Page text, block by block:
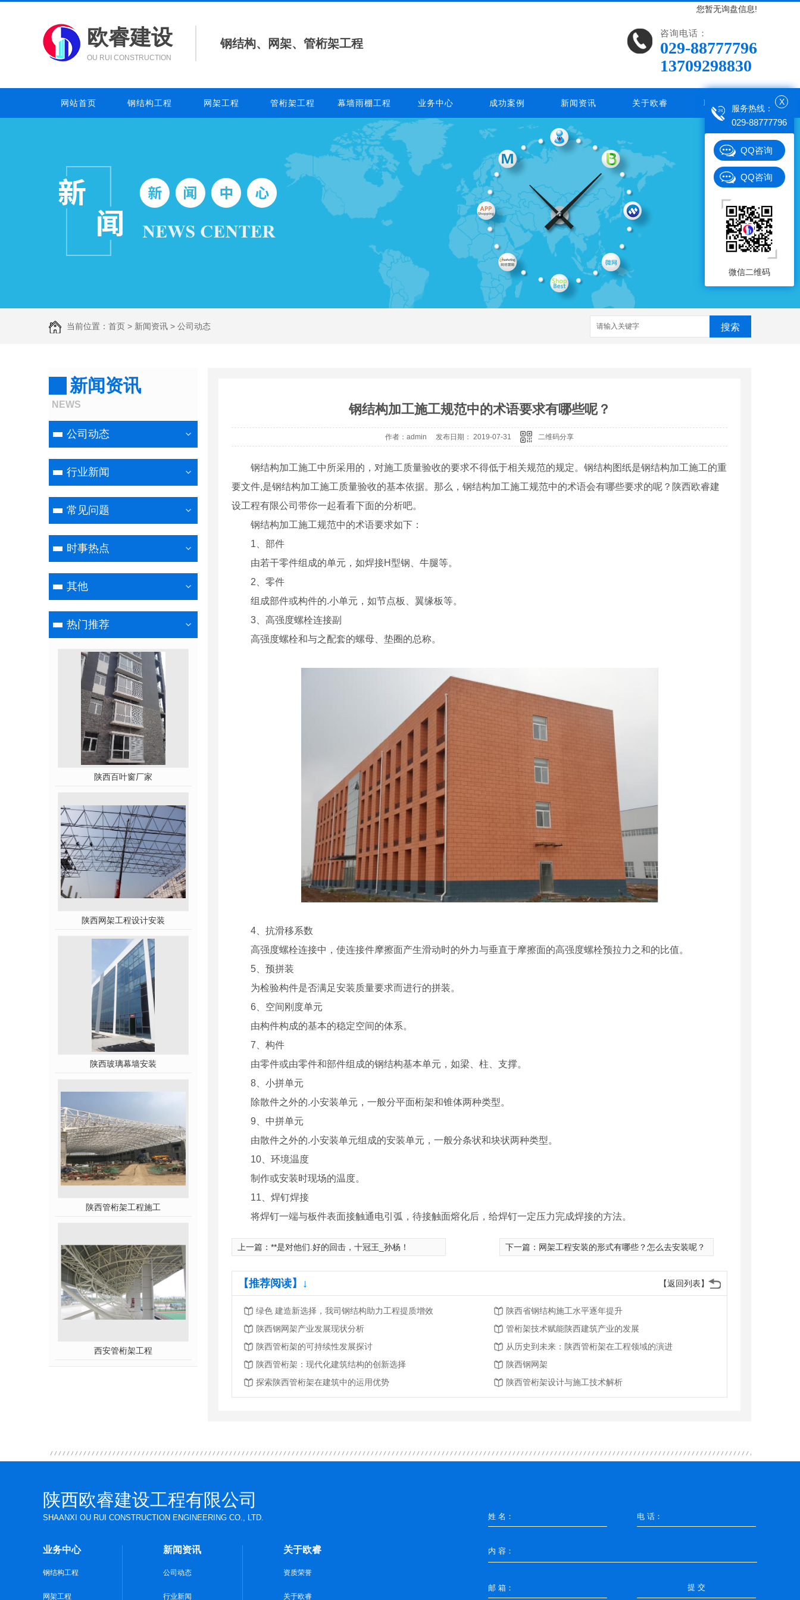
欧睿建设
OU RUI CONSTRUCTION
钢结构、网架、管桁架工程
咨询电话：
029-88777796
13709298830
您暂无询盘信息!
网站首页 钢结构工程 网架工程 管桁架工程 幕墙雨棚工程 业务中心 成功案例 新闻资讯 关于欧睿 联系欧睿
当前位置： 首页 > 新闻资讯 > 公司动态 搜索
新闻资讯
NEWS
公司动态
行业新闻
常见问题
时事热点
其他
热门推荐
陕西百叶窗厂家
陕西网架工程设计安装
陕西玻璃幕墙安装
陕西管桁架工程施工
西安管桁架工程
钢结构加工施工规范中的术语要求有哪些呢？
作者：admin 发布日期： 2019-07-31 二维码分享
钢结构加工施工中所采用的，对施工质量验收的要求不得低于相关规范的规定。钢结构图纸是钢结构加工施工的重
要文件,是钢结构加工施工质量验收的基本依据。那么，钢结构加工施工规范中的术语会有哪些要求的呢？陕西欧睿建
设工程有限公司带你一起看看下面的分析吧。
钢结构加工施工规范中的术语要求如下：
1、部件
由若干零件组成的单元，如焊接H型钢、牛腿等。
2、零件
组成部件或构件的.小单元，如节点板、翼缘板等。
3、高强度螺栓连接副
高强度螺栓和与之配套的螺母、垫圈的总称。
4、抗滑移系数
高强度螺栓连接中，使连接件摩擦面产生滑动时的外力与垂直于摩擦面的高强度螺栓预拉力之和的比值。
5、预拼装
为检验构件是否满足安装质量要求而进行的拼装。
6、空间刚度单元
由构件构成的基本的稳定空间的体系。
7、构件
由零件或由零件和部件组成的钢结构基本单元，如梁、柱、支撑。
8、小拼单元
除散件之外的.小安装单元，一般分平面桁架和锥体两种类型。
9、中拼单元
由散件之外的.小安装单元组成的安装单元，一般分条状和块状两种类型。
10、环境温度
制作或安装时现场的温度。
11、焊钉焊接
将焊钉一端与板件表面接触通电引弧，待接触面熔化后，给焊钉一定压力完成焊接的方法。
上一篇： **是对他们.好的回击，十冠王_孙杨！ 下一篇： 网架工程安装的形式有哪些？怎么去安装呢？
【返回列表】
【推荐阅读】↓
绿色 建造新选择，我司钢结构助力工程提质增效
陕西省钢结构施工水平逐年提升
陕西钢网架产业发展现状分析
管桁架技术赋能陕西建筑产业的发展
陕西管桁架的可持续性发展探讨
从历史到未来：陕西管桁架在工程领域的演进
陕西管桁架：现代化建筑结构的创新选择
陕西钢网架
探索陕西管桁架在建筑中的运用优势
陕西管桁架设计与施工技术解析
陕西欧睿建设工程有限公司
SHAANXI OU RUI CONSTRUCTION ENGINEERING CO., LTD.
业务中心
钢结构工程
网架工程
新闻资讯
公司动态
行业新闻
关于欧睿
资质荣誉
关于欧睿
提 交
X
服务热线：
029-88777796
QQ咨询
QQ咨询
微信二维码